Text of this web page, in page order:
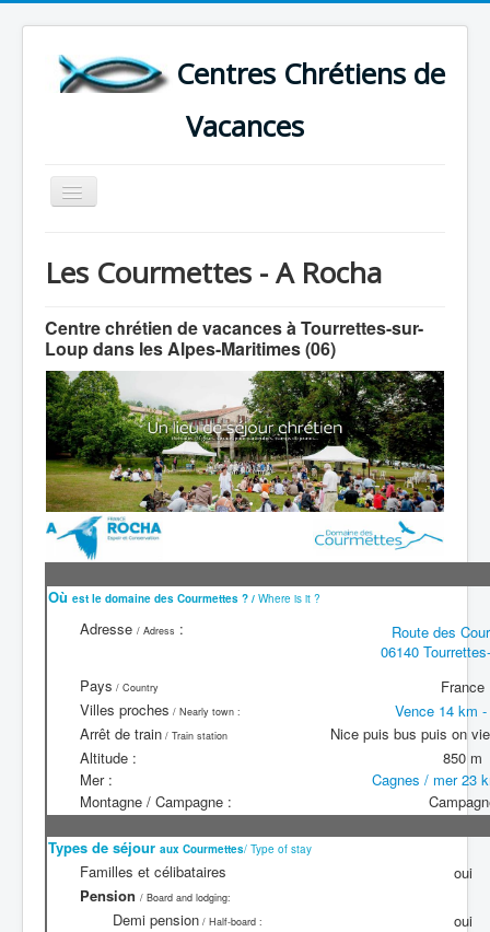
Centres Chrétiens de
Vacances
Basculer
la
CARTE DES CENTRES DE VACANCES .
LISTE DES SEJOURS DE VACANCES 2026
PLUS
Les Courmettes - A Rocha
Centre chrétien de vacances à Tourrettes-sur-
Loup dans les Alpes-Maritimes (06)
Où est le domaine des Courmettes ? / Where is it ?
Adresse / Adress :
Route des
06140
Pays / Country
France
Villes proches / Nearly town :
Vence 14 km
Arrêt de train / Train station
Nice puis bus puis on
Altitude :
850 m
Mer :
Cagnes / mer 23
Montagne / Campagne :
Types de séjour aux Courmettes/ Type of stay
Familles et célibataires
oui
Pension / Board and lodging:
Demi pension / Half-board :
oui